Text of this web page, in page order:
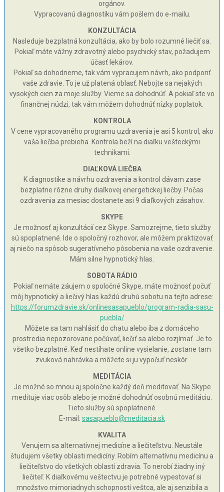
orgánov.
Vypracovanú diagnostiku vám pošlem do e-mailu.
KONZULTÁCIA
Nasleduje bezplatná konzultácia, ako by bolo rozumné liečiť sa.
Pokiaľ máte vážny zdravotný alebo psychický stav, požadujem
účasť lekárov.
Pokiaľ sa dohodneme, tak vám vypracujem návrh, ako podporiť
vaše zdravie. To je už platená oblasť. Nebojte sa nejakých
vysokých cien za moje služby. Vieme sa dohodnúť. A pokiaľ ste vo
finančnej núdzi, tak vám môžem dohodnúť nízky poplatok.
KONTROLA
V cene vypracovaného programu uzdravenia je asi 5 kontrol, ako
vaša liečba prebieha. Kontrola beží na diaľku vešteckými
technikami.
DIAĽKOVÁ LIEČBA
K diagnostike a návrhu ozdravenia a kontrol dávam zase
bezplatne rôzne druhy diaľkovej energetickej liečby. Počas
ozdravenia za mesiac dostanete asi 9 diaľkových zásahov.
SKYPE
Je možnosť aj konzultácií cez Skype. Samozrejme, tieto služby
sú spoplatnené. Ide o spoločný rozhovor, ale môžem praktizovať
aj niečo na spôsob sugeratívneho pôsobenia na vaše ozdravenie.
Mám silne hypnotický hlas.
SOBOTA RÁDIO
Pokiaľ nemáte záujem o spoločné Skype, máte možnosť počuť
môj hypnotický a liečivý hlas každú druhú sobotu na tejto adrese:
https://forumzdravie.sk/onlinesasapueblo/program-radia-sasu-
puebla/
Môžete sa tam nahlásiť do chatu alebo iba z domáceho
prostredia nepozorovane počúvať, liečiť sa alebo rozjímať. Je to
všetko bezplatné. Keď nestíhate online vysielanie, zostane tam
zvuková nahrávka a môžete si ju vypočuť neskôr.
MEDITÁCIA
Je možné so mnou aj spoločne každý deň meditovať. Na Skype
medituje viac osôb alebo je možné dohodnúť osobnú meditáciu.
Tieto služby sú spoplatnené.
E-mail: sasapueblo@meditacia.sk
KVALITA
Venujem sa alternatívnej medicíne a liečiteľstvu. Neustále
študujem všetky oblasti medicíny. Robím alternatívnu medicínu a
liečiteľstvo do všetkých oblastí zdravia. To nerobí žiadny iný
liečiteľ. K diaľkovému veštectvu je potrebné vypestovať si
množstvo mimoriadnych schopností veštca, ale aj senzibila a